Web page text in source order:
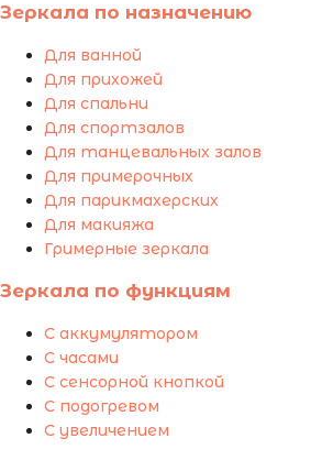
Зеркала по назначению
Для ванной
Для прихожей
Для спальни
Для спортзалов
Для танцевальных залов
Для примерочных
Для парикмахерских
Для макияжа
Гримерные зеркала
Зеркала по функциям
С аккумулятором
С часами
С сенсорной кнопкой
С подогревом
С увеличением